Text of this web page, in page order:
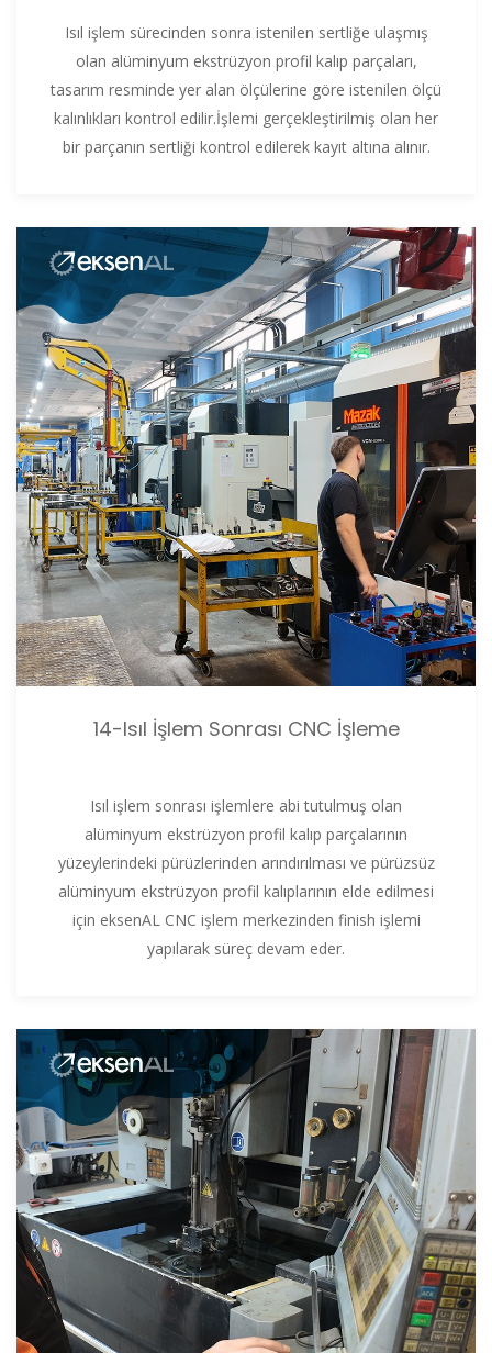
Isıl işlem sürecinden sonra istenilen sertliğe ulaşmış
olan alüminyum ekstrüzyon profil kalıp parçaları,
tasarım resminde yer alan ölçülerine göre istenilen ölçü
kalınlıkları kontrol edilir.İşlemi gerçekleştirilmiş olan her
bir parçanın sertliği kontrol edilerek kayıt altına alınır.
14-Isıl İşlem Sonrası CNC İşleme
Isıl işlem sonrası işlemlere abi tutulmuş olan
alüminyum ekstrüzyon profil kalıp parçalarının
yüzeylerindeki pürüzlerinden arındırılması ve pürüzsüz
alüminyum ekstrüzyon profil kalıplarının elde edilmesi
için eksenAL CNC işlem merkezinden finish işlemi
yapılarak süreç devam eder.